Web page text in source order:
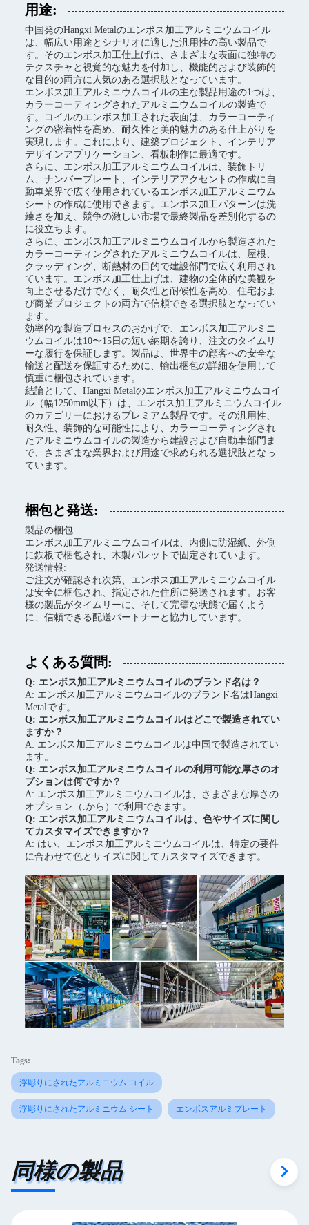
用途:
中国発のHangxi Metalのエンボス加工アルミニウムコイル
は、幅広い用途とシナリオに適した汎用性の高い製品で
す。そのエンボス加工仕上げは、さまざまな表面に独特の
テクスチャと視覚的な魅力を付加し、機能的および装飾的
な目的の両方に人気のある選択肢となっています。
エンボス加工アルミニウムコイルの主な製品用途の1つは、
カラーコーティングされたアルミニウムコイルの製造で
す。コイルのエンボス加工された表面は、カラーコーティ
ングの密着性を高め、耐久性と美的魅力のある仕上がりを
実現します。これにより、建築プロジェクト、インテリア
デザインアプリケーション、看板制作に最適です。
さらに、エンボス加工アルミニウムコイルは、装飾トリ
ム、ナンバープレート、インテリアアクセントの作成に自
動車業界で広く使用されているエンボス加工アルミニウム
シートの作成に使用できます。エンボス加工パターンは洗
練さを加え、競争の激しい市場で最終製品を差別化するの
に役立ちます。
さらに、エンボス加工アルミニウムコイルから製造された
カラーコーティングされたアルミニウムコイルは、屋根、
クラッディング、断熱材の目的で建設部門で広く利用され
ています。エンボス加工仕上げは、建物の全体的な美観を
向上させるだけでなく、耐久性と耐候性を高め、住宅およ
び商業プロジェクトの両方で信頼できる選択肢となってい
ます。
効率的な製造プロセスのおかげで、エンボス加工アルミニ
ウムコイルは10〜15日の短い納期を誇り、注文のタイムリ
ーな履行を保証します。製品は、世界中の顧客への安全な
輸送と配送を保証するために、輸出梱包の詳細を使用して
慎重に梱包されています。
結論として、Hangxi Metalのエンボス加工アルミニウムコイ
ル（幅1250mm以下）は、エンボス加工アルミニウムコイル
のカテゴリーにおけるプレミアム製品です。その汎用性、
耐久性、装飾的な可能性により、カラーコーティングされ
たアルミニウムコイルの製造から建設および自動車部門ま
で、さまざまな業界および用途で求められる選択肢となっ
ています。
梱包と発送:
製品の梱包:
エンボス加工アルミニウムコイルは、内側に防湿紙、外側
に鉄板で梱包され、木製パレットで固定されています。
発送情報:
ご注文が確認され次第、エンボス加工アルミニウムコイル
は安全に梱包され、指定された住所に発送されます。お客
様の製品がタイムリーに、そして完璧な状態で届くよう
に、信頼できる配送パートナーと協力しています。
よくある質問:
Q: エンボス加工アルミニウムコイルのブランド名は？
A: エンボス加工アルミニウムコイルのブランド名はHangxi
Metalです。
Q: エンボス加工アルミニウムコイルはどこで製造されてい
ますか？
A: エンボス加工アルミニウムコイルは中国で製造されてい
ます。
Q: エンボス加工アルミニウムコイルの利用可能な厚さのオ
プションは何ですか？
A: エンボス加工アルミニウムコイルは、さまざまな厚さの
オプション（.から）で利用できます。
Q: エンボス加工アルミニウムコイルは、色やサイズに関し
てカスタマイズできますか？
A: はい、エンボス加工アルミニウムコイルは、特定の要件
に合わせて色とサイズに関してカスタマイズできます。
Tags:
浮彫りにされたアルミニウム コイル
浮彫りにされたアルミニウム シート エンボスアルミプレート
同様の製品